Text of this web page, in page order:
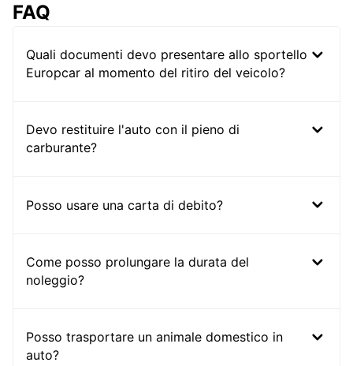
FAQ
Quali documenti devo presentare allo sportello
Europcar al momento del ritiro del veicolo?
Devo restituire l'auto con il pieno di
carburante?
Posso usare una carta di debito?
Come posso prolungare la durata del
noleggio?
Posso trasportare un animale domestico in
auto?